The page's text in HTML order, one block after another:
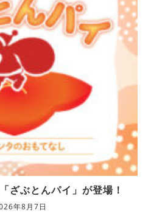
ざぶとんパイ」が登場！
年8月7日